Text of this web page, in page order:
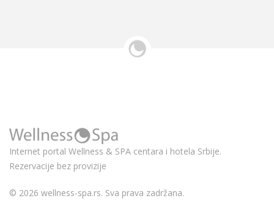
Internet portal Wellness & SPA centara i hotela Srbije.
Rezervacije bez provizije
© 2026 wellness-spa.rs. Sva prava zadržana.